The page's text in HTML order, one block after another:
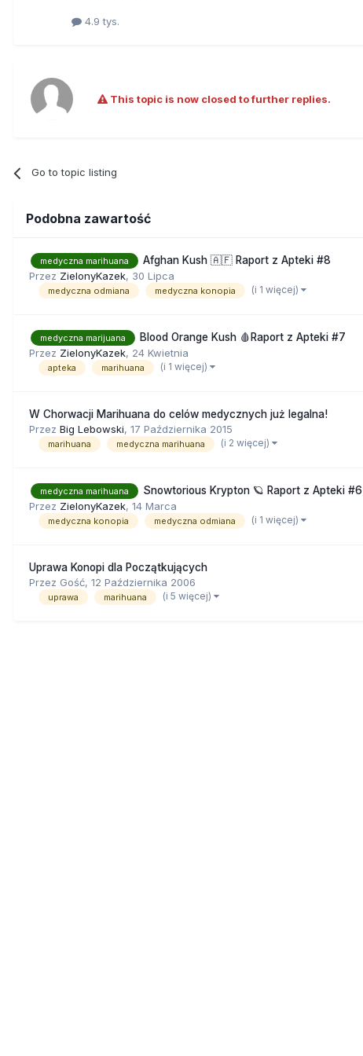
4.9 tys.
This topic is now closed to further replies.
Go to topic listing
Podobna zawartość
medyczna marihuana
Afghan Kush 🇦🇫 Raport z Apteki #8
Przez ZielonyKazek, 30 Lipca
medyczna odmiana medyczna konopia (i 1 więcej)
medyczna marijuana
Blood Orange Kush 🩸Raport z Apteki #7
Przez ZielonyKazek, 24 Kwietnia
apteka marihuana (i 1 więcej)
W Chorwacji Marihuana do celów medycznych już legalna!
Przez Big Lebowski, 17 Października 2015
marihuana medyczna marihuana (i 2 więcej)
medyczna marihuana
Snowtorious Krypton 🪐 Raport z Apteki #6
Przez ZielonyKazek, 14 Marca
medyczna konopia medyczna odmiana (i 1 więcej)
Uprawa Konopi dla Początkujących
Przez Gość, 12 Października 2006
uprawa marihuana (i 5 więcej)